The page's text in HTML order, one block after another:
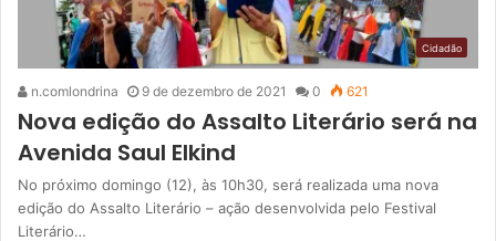
Cidadão
n.comlondrina 9 de dezembro de 2021 0 621
Nova edição do Assalto Literário será na
Avenida Saul Elkind
No próximo domingo (12), às 10h30, será realizada uma nova
edição do Assalto Literário – ação desenvolvida pelo Festival
Literário…